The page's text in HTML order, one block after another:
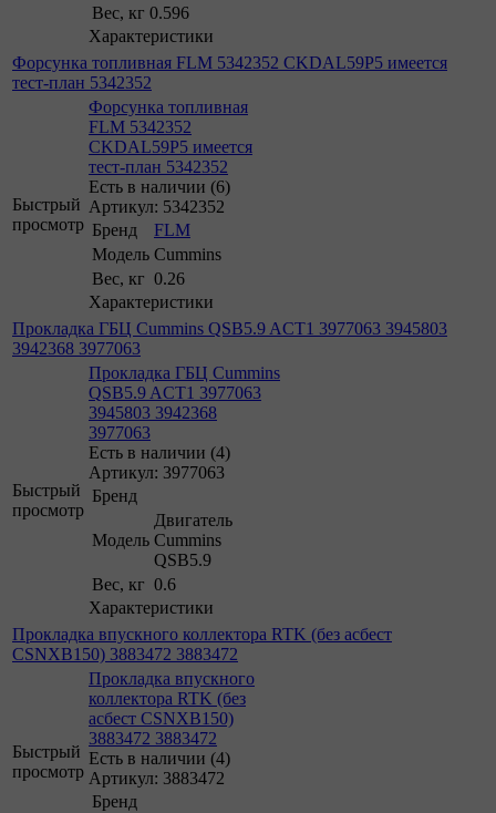
Вес, кг 0.596
Характеристики
Форсунка топливная FLM 5342352 CKDAL59P5 имеется
тест-план 5342352
Быстрый
просмотр
Форсунка топливная
FLM 5342352
CKDAL59P5 имеется
тест-план 5342352
Есть в наличии (6)
Артикул: 5342352
Бренд
FLM
Модель Cummins
Вес, кг 0.26
Характеристики
Прокладка ГБЦ Cummins QSB5.9 ACT1 3977063 3945803
3942368 3977063
Быстрый
просмотр
Прокладка ГБЦ Cummins
QSB5.9 ACT1 3977063
3945803 3942368
3977063
Есть в наличии (4)
Артикул: 3977063
Бренд
Модель
Двигатель
Cummins
QSB5.9
Вес, кг 0.6
Характеристики
Прокладка впускного коллектора RTK (без асбест
CSNXB150) 3883472 3883472
Быстрый
просмотр
Прокладка впускного
коллектора RTK (без
асбест CSNXB150)
3883472 3883472
Есть в наличии (4)
Артикул: 3883472
Бренд